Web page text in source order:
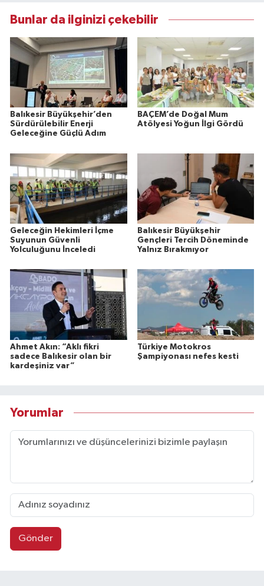
Bunlar da ilginizi çekebilir
Balıkesir Büyükşehir’den
Sürdürülebilir Enerji
Geleceğine Güçlü Adım
BAÇEM’de Doğal Mum
Atölyesi Yoğun İlgi Gördü
Geleceğin Hekimleri İçme
Suyunun Güvenli
Yolculuğunu İnceledi
Balıkesir Büyükşehir
Gençleri Tercih Döneminde
Yalnız Bırakmıyor
Ahmet Akın: “Aklı fikri
sadece Balıkesir olan bir
kardeşiniz var”
Türkiye Motokros
Şampiyonası nefes kesti
Yorumlar
Gönder